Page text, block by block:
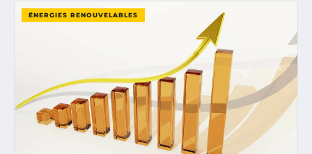
ÉNERGIES RENOUVELABLES